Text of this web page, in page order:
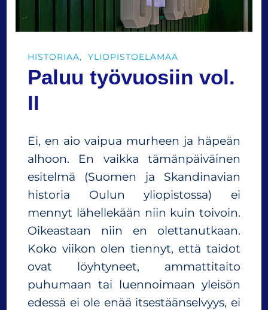
i
p
u
h
i
r
i
a
HISTORIAA YLIOPISTOELÄMÄÄ
Paluu työvuosiin vol.
II
Ei, en aio vaipua murheen ja häpeän
alhoon. En vaikka tämänpäiväinen
esitelmä (Suomen ja Skandinavian
historia Oulun yliopistossa) ei
mennyt lähellekään niin kuin toivoin.
Oikeastaan niin en olettanutkaan.
Koko viikon olen tiennyt, että taidot
ovat löyhtyneet, ammattitaito
puhumaan tai luennoimaan yleisön
edessä ei ole enää itsestäänselvyys, ei